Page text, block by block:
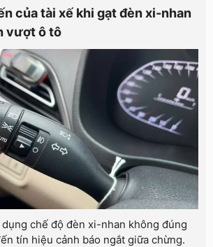
của tài xế khi gạt đèn xi-nhan
vượt ô tô
chế độ đèn xi-nhan không đúng
tín hiệu cảnh báo ngắt giữa chừng.